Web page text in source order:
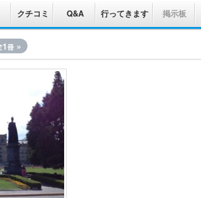
クチコミ Q&A 行ってきます 掲示板
冊 »